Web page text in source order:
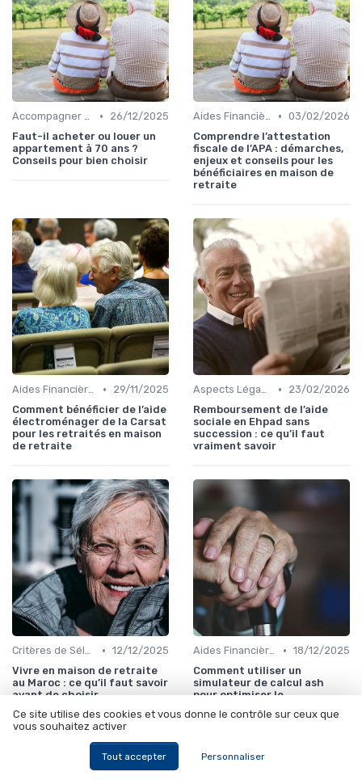
Accompagner un Proche en Maison de Retraite •
26/12/2025
Faut-il acheter ou louer un
appartement à 70 ans ?
Conseils pour bien choisir
Aides Financières et Subventions • 03/02/2026
Comprendre l’attestation
fiscale de l’APA : démarches,
enjeux et conseils pour les
bénéficiaires en maison de
retraite
Aides Financières et Subventions •
29/11/2025
Comment bénéficier de l’aide
électroménager de la Carsat
pour les retraités en maison
de retraite
Aspects Légaux et Administratifs •
23/02/2026
Remboursement de l’aide
sociale en Ehpad sans
succession : ce qu’il faut
vraiment savoir
Critères de Sélection • 12/12/2025
Vivre en maison de retraite
au Maroc : ce qu’il faut savoir
avant de choisir
Aides Financières et Subventions • 18/12/2025
Comment utiliser un
simulateur de calcul ash
pour optimiser le
retraite
Ce site utilise des cookies et vous donne le contrôle sur ceux que
vous souhaitez activer
Tout accepter Personnaliser